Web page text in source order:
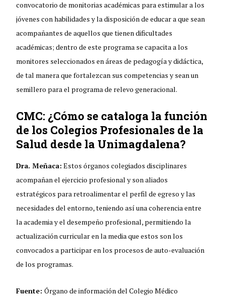
convocatorio de monitorias académicas para estimular a los
jóvenes con habilidades y la disposición de educar a que sean
acompañantes de aquellos que tienen dificultades
académicas; dentro de este programa se capacita a los
monitores seleccionados en áreas de pedagogía y didáctica,
de tal manera que fortalezcan sus competencias y sean un
semillero para el programa de relevo generacional.
CMC: ¿Cómo se cataloga la función
de los Colegios Profesionales de la
Salud desde la Unimagdalena?
Dra. Meñaca: Estos órganos colegiados disciplinares
acompañan el ejercicio profesional y son aliados
estratégicos para retroalimentar el perfil de egreso y las
necesidades del entorno, teniendo así una coherencia entre
la academia y el desempeño profesional, permitiendo la
actualización curricular en la media que estos son los
convocados a participar en los procesos de auto-evaluación
de los programas.
Fuente:Órgano de información del Colegio Médico